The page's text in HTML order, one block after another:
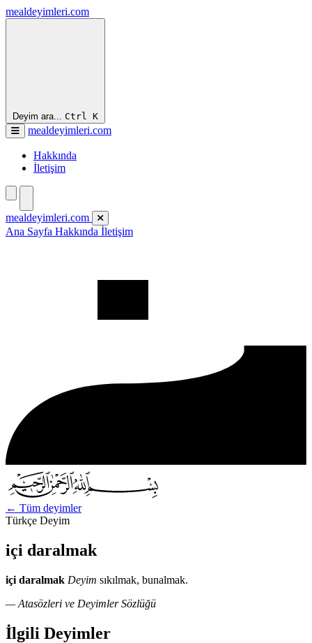
mealdeyimleri.com
Deyim ara... Ctrl K
mealdeyimleri.com
Hakkında
İletişim
mealdeyimleri.com
Ana Sayfa Hakkında İletişim
← Tüm deyimler
Türkçe Deyim
içi daralmak
içi daralmak Deyim sıkılmak, bunalmak.
— Atasözleri ve Deyimler Sözlüğü
İlgili Deyimler